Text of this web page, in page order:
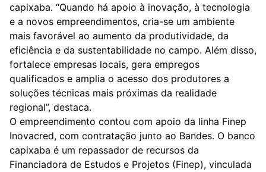
capixaba. “Quando há apoio à inovação, à tecnologia
e a novos empreendimentos, cria-se um ambiente
mais favorável ao aumento da produtividade, da
eficiência e da sustentabilidade no campo. Além disso,
fortalece empresas locais, gera empregos
qualificados e amplia o acesso dos produtores a
soluções técnicas mais próximas da realidade
regional”, destaca.
O empreendimento contou com apoio da linha Finep
Inovacred, com contratação junto ao Bandes. O banco
capixaba é um repassador de recursos da
Financiadora de Estudos e Projetos (Finep), vinculada